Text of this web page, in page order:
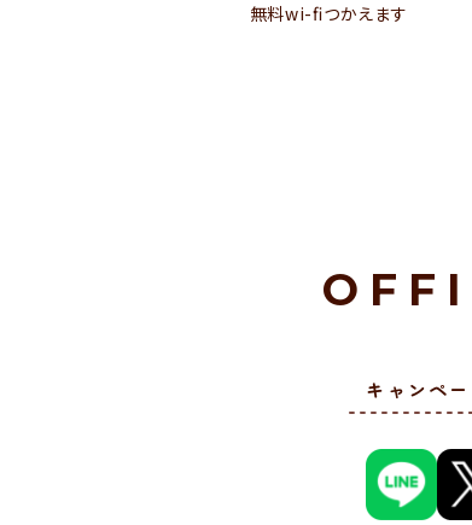
無料wi-ﬁつかえます
キャンペ